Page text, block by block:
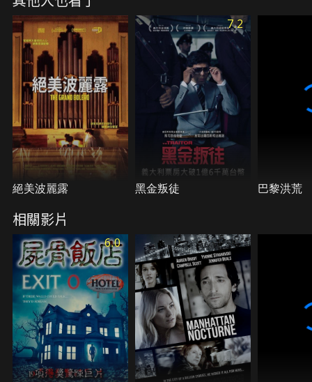
絕美波麗露
7.2
黑金叛徒 巴黎洪荒
相關影片
6.0